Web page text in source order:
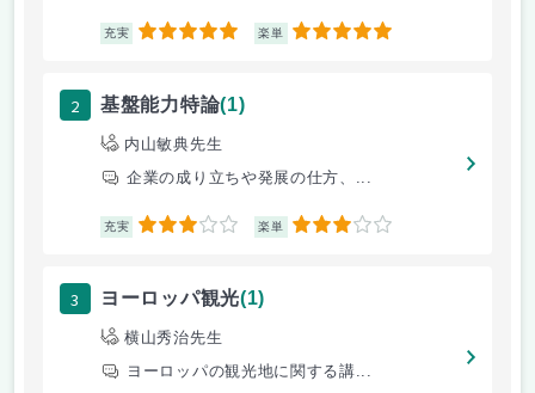
充実 5 楽単 5
2 基盤能力特論(1)
内山敏典先生
企業の成り立ちや発展の仕方、...
充実 3 楽単 3
3 ヨーロッパ観光(1)
横山秀治先生
ヨーロッパの観光地に関する講...